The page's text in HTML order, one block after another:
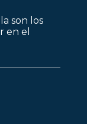
son los
en el